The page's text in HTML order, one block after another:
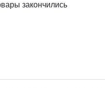
закончились